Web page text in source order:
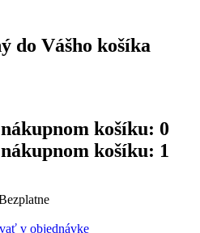
do Vášho košíka
košíku: 0
košíku: 1
v objednávke